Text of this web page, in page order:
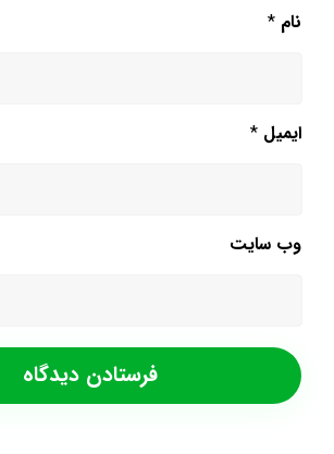
نام *
ایمیل *
وب‌ سایت